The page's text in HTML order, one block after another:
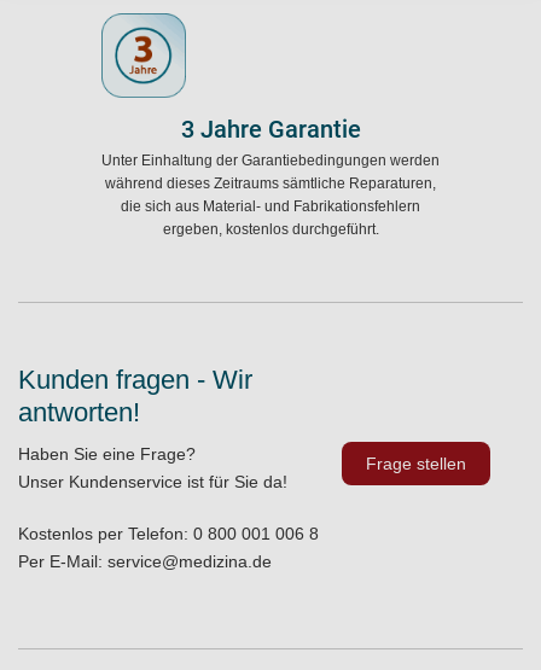
3 Jahre Garantie
Unter Einhaltung der Garantiebedingungen werden
während dieses Zeitraums sämtliche Reparaturen,
die sich aus Material- und Fabrikationsfehlern
ergeben, kostenlos durchgeführt.
Kunden fragen - Wir
antworten!
Haben Sie eine Frage?
Unser Kundenservice ist für Sie da!
Kostenlos per Telefon: 0 800 001 006 8
Per E-Mail: service@medizina.de
Frage stellen